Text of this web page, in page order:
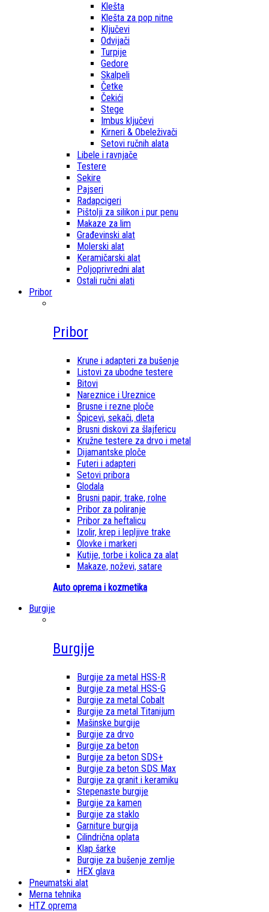
Klešta
Klešta za pop nitne
Ključevi
Odvijači
Turpije
Gedore
Skalpeli
Četke
Čekići
Stege
Imbus ključevi
Kirneri & Obeleživači
Setovi ručnih alata
Libele i ravnjače
Testere
Sekire
Pajseri
Radapcigeri
Pištolji za silikon i pur penu
Makaze za lim
Građevinski alat
Molerski alat
Keramičarski alat
Poljoprivredni alat
Ostali ručni alati
Pribor
Pribor
Krune i adapteri za bušenje
Listovi za ubodne testere
Bitovi
Nareznice i Ureznice
Brusne i rezne ploče
Špicevi, sekači, dleta
Brusni diskovi za šlajfericu
Kružne testere za drvo i metal
Dijamantske ploče
Futeri i adapteri
Setovi pribora
Glodala
Brusni papir, trake, rolne
Pribor za poliranje
Pribor za heftalicu
Izolir, krep i lepljive trake
Olovke i markeri
Kutije, torbe i kolica za alat
Makaze, noževi, satare
Auto oprema i kozmetika
Burgije
Burgije
Burgije za metal HSS-R
Burgije za metal HSS-G
Burgije za metal Cobalt
Burgije za metal Titanijum
Mašinske burgije
Burgije za drvo
Burgije za beton
Burgije za beton SDS+
Burgije za beton SDS Max
Burgije za granit i keramiku
Stepenaste burgije
Burgije za kamen
Burgije za staklo
Garniture burgija
Cilindrična oplata
Klap šarke
Burgije za bušenje zemlje
HEX glava
Pneumatski alat
Merna tehnika
HTZ oprema